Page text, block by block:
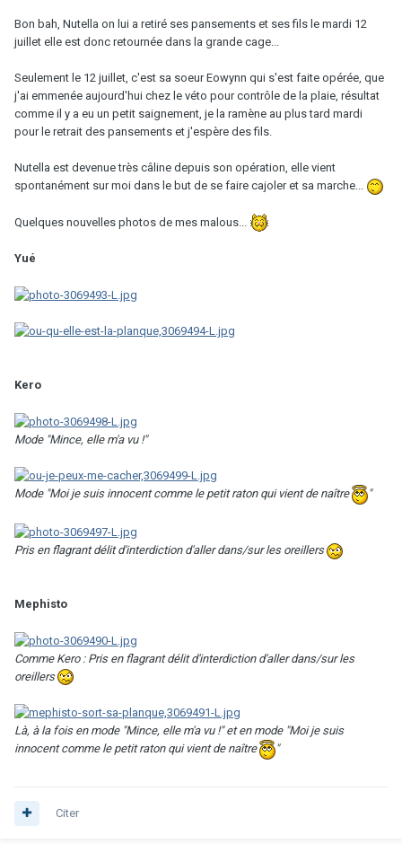
Bon bah, Nutella on lui a retiré ses pansements et ses fils le mardi 12
juillet elle est donc retournée dans la grande cage...
Seulement le 12 juillet, c'est sa soeur Eowynn qui s'est faite opérée, que
j'ai emmenée aujourd'hui chez le véto pour contrôle de la plaie, résultat
comme il y a eu un petit saignement, je la ramène au plus tard mardi
pour le retrait des pansements et j'espère des fils.
Nutella est devenue très câline depuis son opération, elle vient
spontanément sur moi dans le but de se faire cajoler et sa marche...
Quelques nouvelles photos de mes malous...
Yué
Kero
Mode "Mince, elle m'a vu !"
Mode "Moi je suis innocent comme le petit raton qui vient de naître "
Pris en flagrant délit d'interdiction d'aller dans/sur les oreillers
Mephisto
Comme Kero : Pris en flagrant délit d'interdiction d'aller dans/sur les
oreillers
Là, à la fois en mode "Mince, elle m'a vu !" et en mode "Moi je suis
innocent comme le petit raton qui vient de naître
"
Citer